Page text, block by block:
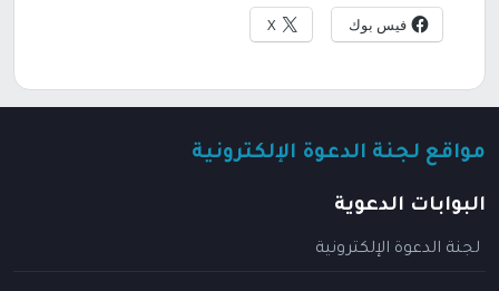
فيس بوك X
مواقع لجنة الدعوة الإلكترونية
البوابات الدعوية
لجنة الدعوة الإلكترونية